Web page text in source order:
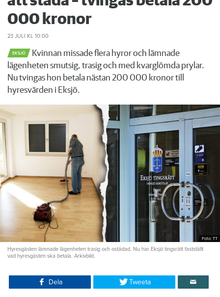
000 kronor
23 JULI KL 10:00
EKSJÖ
Kvinnan missade flera hyror och lämnade
lägenheten smutsig, trasig och med kvarglömda prylar.
Nu tvingas hon betala nästan 200 000 kronor till
hyresvärden i Eksjö.
Foto: TT
Hyresgästen lämnade lägenheten trasig och ostädad. Nu har Eksjö tingsrätt fastställt
vad hyresgästen ska betala. Arkivbild.
Dela Tweeta